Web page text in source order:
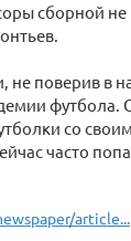
сборной
поверив в
футбола.
со
часто
article...